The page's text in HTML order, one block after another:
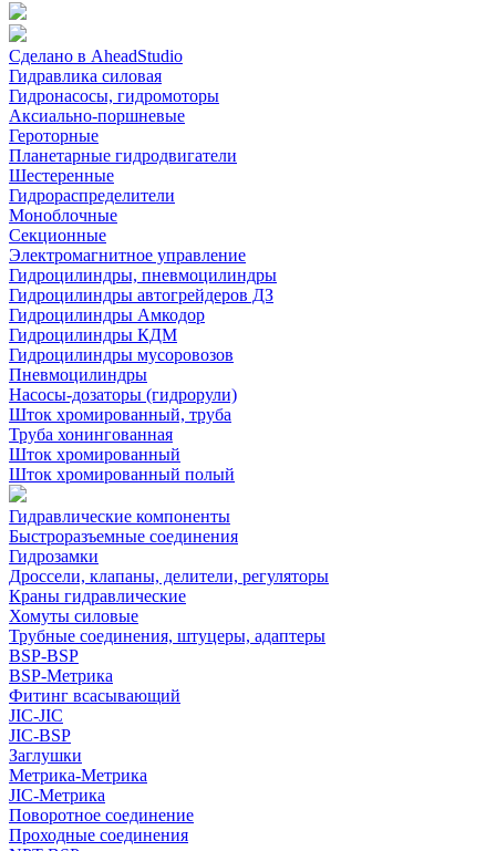
Сделано в AheadStudio
Гидравлика силовая
Гидронасосы, гидромоторы
Аксиально-поршневые
Героторные
Планетарные гидродвигатели
Шестеренные
Гидрораспределители
Моноблочные
Секционные
Электромагнитное управление
Гидроцилиндры, пневмоцилиндры
Гидроцилиндры автогрейдеров ДЗ
Гидроцилиндры Амкодор
Гидроцилиндры КДМ
Гидроцилиндры мусоровозов
Пневмоцилиндры
Насосы-дозаторы (гидрорули)
Шток хромированный, труба
Труба хонингованная
Шток хромированный
Шток хромированный полый
Гидравлические компоненты
Быстроразъемные соединения
Гидрозамки
Дроссели, клапаны, делители, регуляторы
Краны гидравлические
Хомуты силовые
Трубные соединения, штуцеры, адаптеры
BSP-BSP
BSP-Метрика
Фитинг всасывающий
JIC-JIC
JIC-BSP
Заглушки
Метрика-Метрика
JIC-Метрика
Поворотное соединение
Проходные соединения